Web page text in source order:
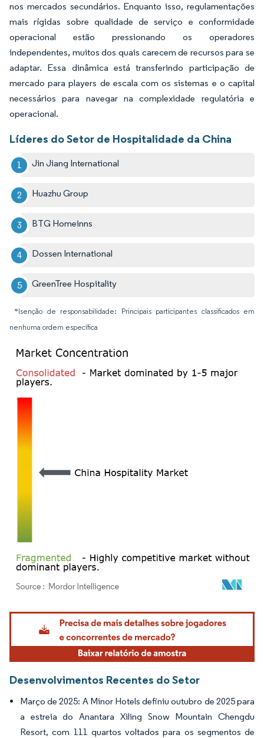
nos mercados secundários. Enquanto isso, regulamentações
mais rígidas sobre qualidade de serviço e conformidade
operacional estão pressionando os operadores
independentes, muitos dos quais carecem de recursos para se
adaptar. Essa dinâmica está transferindo participação de
mercado para players de escala com os sistemas e o capital
necessários para navegar na complexidade regulatória e
operacional.
Líderes do Setor de Hospitalidade da China
Jin Jiang International
Huazhu Group
BTG Homeinns
Dossen International
GreenTree Hospitality
*Isenção de responsabilidade: Principais participantes classificados em
nenhuma ordem específica
Imagem © Mordor Intelligence. O reuso requer atribuição conforme CC BY 4.0.
Desenvolvimentos Recentes do Setor
Março de 2025: A Minor Hotels definiu outubro de 2025 para
a estreia do Anantara Xiling Snow Mountain Chengdu
Resort, com 111 quartos voltados para os segmentos de